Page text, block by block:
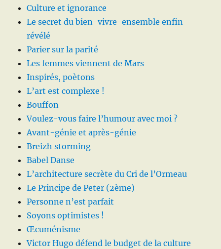
Culture et ignorance
Le secret du bien-vivre-ensemble enfin
révélé
Parier sur la parité
Les femmes viennent de Mars
Inspirés, poètons
L’art est complexe !
Bouffon
Voulez-vous faire l’humour avec moi ?
Avant-génie et après-génie
Breizh storming
Babel Danse
L’architecture secrète du Cri de l’Ormeau
Le Principe de Peter (2ème)
Personne n’est parfait
Soyons optimistes !
Œcuménisme
Victor Hugo défend le budget de la culture